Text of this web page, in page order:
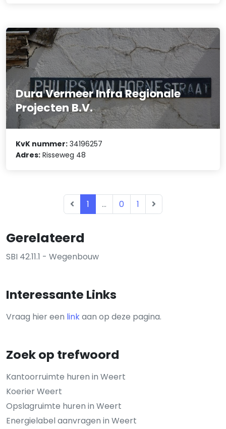
Gerelateerd
SBI 42.11.1 - Wegenbouw
Interessante Links
Vraag hier een linkaan op deze pagina.
Zoek op trefwoord
Kantoorruimte huren in Weert
Koerier Weert
Opslagruimte huren in Weert
Energielabel aanvragen in Weert
Dura Vermeer Infra Regionale
Projecten B.V.
KvK nummer: 34196257
Adres: Risseweg 48
1 ... 0 1